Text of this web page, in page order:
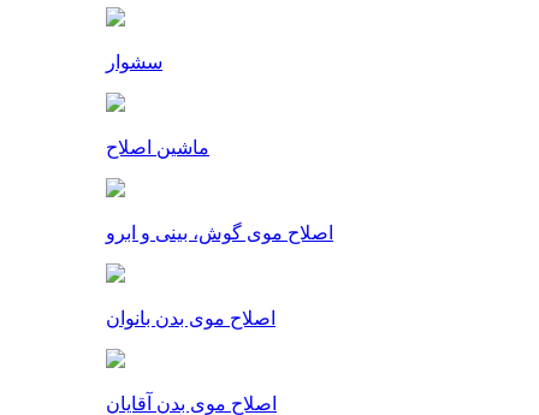
سشوار
ماشین اصلاح
اصلاح موی گوش، بینی و ابرو
اصلاح موی بدن بانوان
اصلاح موی بدن آقایان